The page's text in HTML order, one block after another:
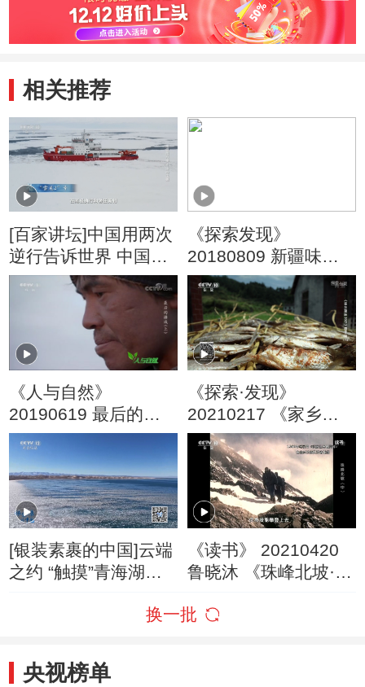
相关推荐
[百家讲坛]中国用两次
逆行告诉世界 中国来
南极是为了守护
《探索发现》
20180809 新疆味道
（续）五
《人与自然》
20190619 最后的疆
域（上）
《探索·发现》
20210217 《家乡至
味2021》春季篇
（六）
[银装素裹的中国]云端
之约 “触摸”青海湖的
《读书》 20210420
鲁晓沐 《珠峰北坡·极
（中）
换一批
央视榜单